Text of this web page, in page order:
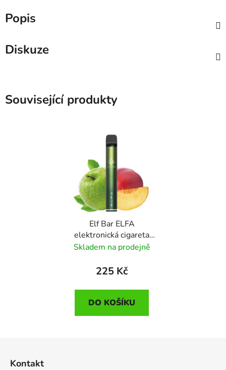
Popis
Diskuze
Související produkty
Elf Bar ELFA
elektronická cigareta
500mAh Apple Peach
Skladem na prodejně
225 Kč
DO KOŠÍKU
Kontakt